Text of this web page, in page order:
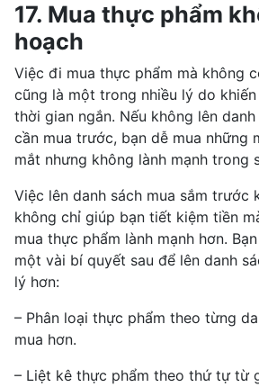
17. Mua thực phẩm
hoạch
Việc đi mua thực phẩm mà không
cũng là một trong nhiều lý do
thời gian ngắn. Nếu không lên
cần mua trước, bạn dễ mua những
mắt nhưng không lành mạnh trong
Việc lên danh sách mua sắm trước
không chỉ giúp bạn tiết kiệm tiền
mua thực phẩm lành mạnh hơn.
một vài bí quyết sau để lên danh
lý hơn:
– Phân loại thực phẩm theo từng
mua hơn.
– Liệt kê thực phẩm theo thứ tự từ